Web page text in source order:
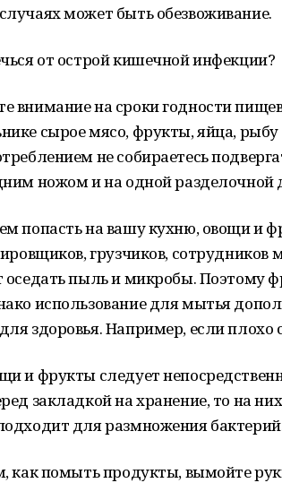
может быть обезвоживание.
от острой кишечной инфекции?
внимание на сроки годности
сырое мясо, фрукты, яйца,
не собираетесь
ножом и на одной разделочной
попасть на вашу кухню, овощи и
грузчиков, сотрудников
оседать пыль и микробы. Поэтому
использование для мытья
здоровья. Например, если
и фрукты следует
закладкой на хранение, то на
для размножения
как помыть продукты, вымойте